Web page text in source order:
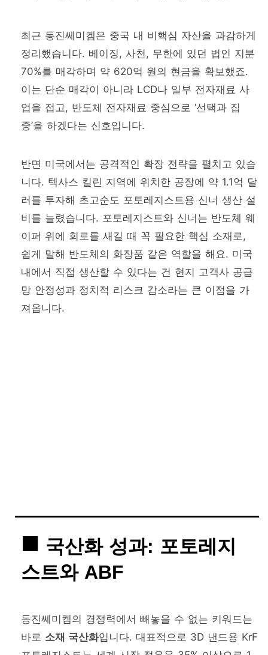
최근 동진쎄미켐은 중국 내 비핵심 자산을 과감하게
정리했습니다. 베이징, 사천, 무한에 있던 법인 지분
70%를 매각하며 약 620억 원의 현금을 확보했죠.
이는 단순 매각이 아니라 LCD나 일부 전자재료 사
업을 접고, 반도체 전자재료 중심으로 ‘선택과 집
중’을 하겠다는 신호입니다.
반면 미국에서는 공격적인 확장 전략을 펼치고 있습
니다. 텍사스 킬린 지역에 위치한 공장에 약 1.1억 달
러를 투자해 초고순도 포토레지스트용 신너 생산 설
비를 늘렸습니다. 포토레지스트와 신너는 반도체 웨
이퍼 위에 회로를 새길 때 꼭 필요한 핵심 소재로,
쉽게 말해 반도체의 화장품 같은 역할을 해요. 미국
내에서 직접 생산할 수 있다는 건 현지 고객사 공급
망 안정성과 정치적 리스크 감소라는 큰 이점을 가
져옵니다.
국산화 성과: 포토레지
스트와 ABF
동진쎄미켐의 경쟁력에서 빼놓을 수 없는 키워드는
바로 소재 국산화입니다. 대표적으로 3D 낸드용 KrF